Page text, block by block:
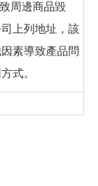
周邊商品毀
上列地址，該
素導致產品問
式。